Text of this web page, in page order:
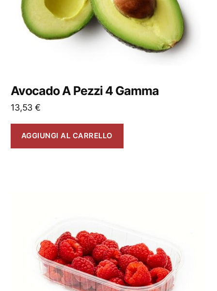
Avocado A Pezzi 4 Gamma
13,53 €
AGGIUNGI AL CARRELLO